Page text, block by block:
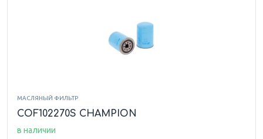
МАСЛЯНЫЙ ФИЛЬТР
COF102270S CHAMPION
в наличии